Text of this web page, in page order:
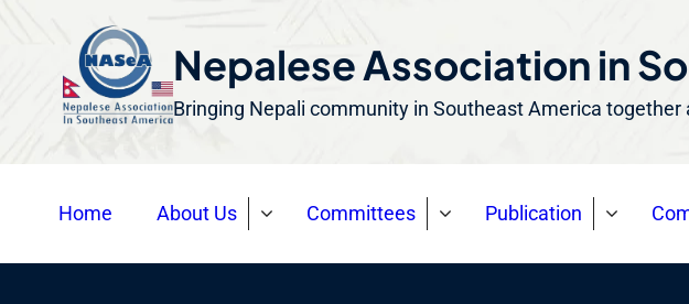
Nepalese Association in
Bringing Nepali community in Southeast America together
Home About Us Committees Publication